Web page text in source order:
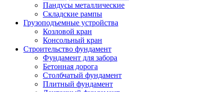
Пандусы металлические
Складские рампы
Грузоподъемные устройства
Козловой кран
Консольный кран
Строительство фундамент
Фундамент для забора
Бетонная дорога
Столбчатый фундамент
Плитный фундамент